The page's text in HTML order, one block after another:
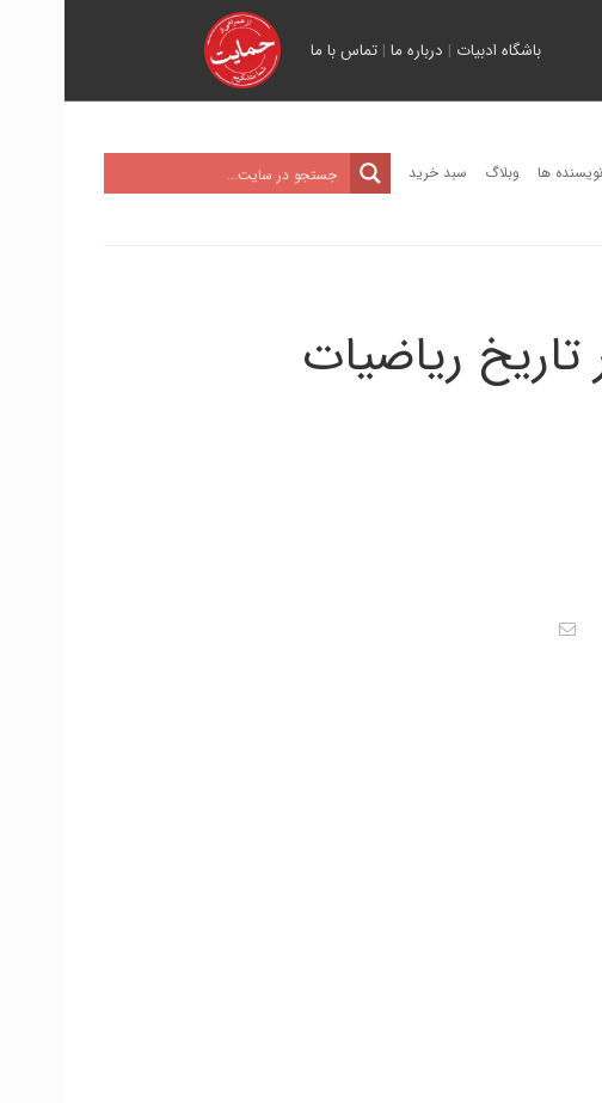
باشگاه ادبیات | درباره ما |تماس با ما
نویسنده ها وبلاگ سبد خرید
تاریخ ریاضیات